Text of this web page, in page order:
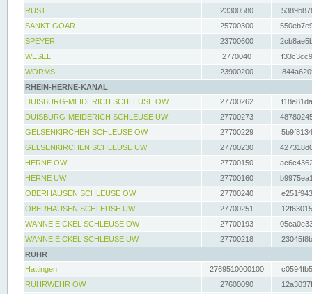
RUST
23300580
SANKT GOAR
25700300
SPEYER
23700600
WESEL
2770040
WORMS
23900200
RHEIN-HERNE-KANAL
DUISBURG-MEIDERICH SCHLEUSE OW
27700262
DUISBURG-MEIDERICH SCHLEUSE UW
27700273
GELSENKIRCHEN SCHLEUSE OW
27700229
GELSENKIRCHEN SCHLEUSE UW
27700230
HERNE OW
27700150
HERNE UW
27700160
OBERHAUSEN SCHLEUSE OW
27700240
OBERHAUSEN SCHLEUSE UW
27700251
WANNE EICKEL SCHLEUSE OW
27700193
WANNE EICKEL SCHLEUSE UW
27700218
RUHR
Hattingen
2769510000100
RUHRWEHR OW
27600090